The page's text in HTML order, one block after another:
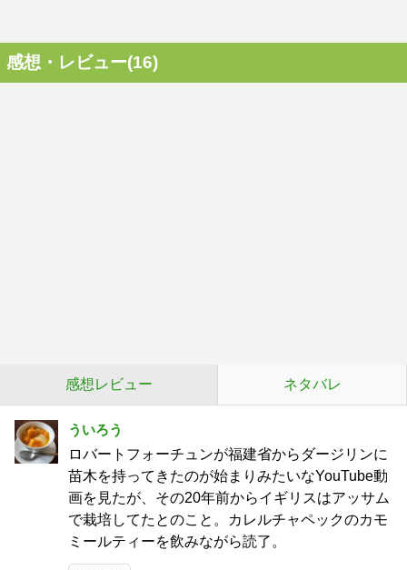
感想・レビュー(16)
感想レビュー ネタバレ
ういろう
ロバートフォーチュンが福建省からダージリンに
苗木を持ってきたのが始まりみたいなYouTube動
画を見たが、その20年前からイギリスはアッサム
で栽培してたとのこと。カレルチャペックのカモ
ミールティーを飲みながら読了。